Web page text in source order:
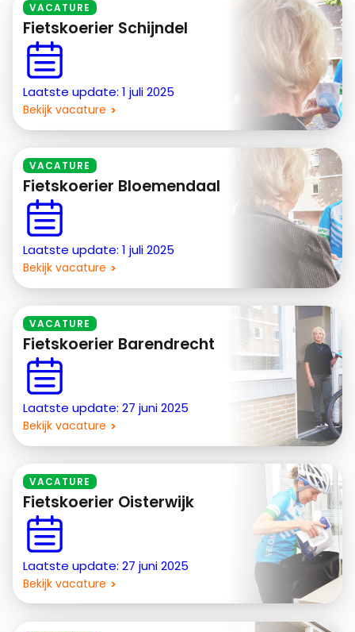
VACATURE
Fietskoerier Schijndel
Laatste update: 1 juli 2025
Bekijk vacature
VACATURE
Fietskoerier Bloemendaal
Laatste update: 1 juli 2025
Bekijk vacature
VACATURE
Fietskoerier Barendrecht
Laatste update: 27 juni 2025
Bekijk vacature
VACATURE
Fietskoerier Oisterwijk
Laatste update: 27 juni 2025
Bekijk vacature